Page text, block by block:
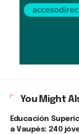
You Might
Educación
a Vaupés: 240